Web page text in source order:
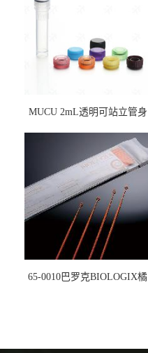
MUCU 2mL透明可站立管身
65-0010巴罗克BIOLOGIX橘